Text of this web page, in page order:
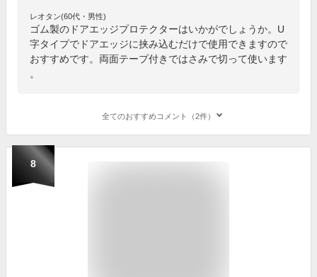
レオタン(60代・男性)
ゴム製のドアエッジプロテクターはいかがでしょうか。U
字タイプでドアエッジに挟み込むだけで使用できますので
おすすめです。両面テープ付きではさみで切って使います
。
全てのおすすめコメント（2件）
8